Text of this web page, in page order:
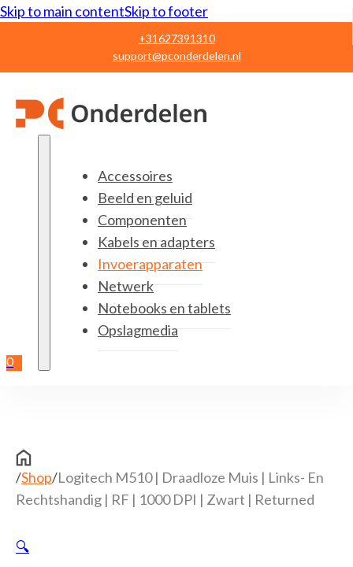
Skip to main contentSkip to footer
+31627391310
support@pconderdelen.nl
0
Accessoires
Beeld en geluid
Componenten
Kabels en adapters
Invoerapparaten
Netwerk
Notebooks en tablets
Opslagmedia
/Shop/Logitech M510 | Draadloze Muis | Links- En
Rechtshandig | RF | 1000 DPI | Zwart | Returned
🔍